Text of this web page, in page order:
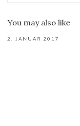
You may also like
2. JANUAR 2017